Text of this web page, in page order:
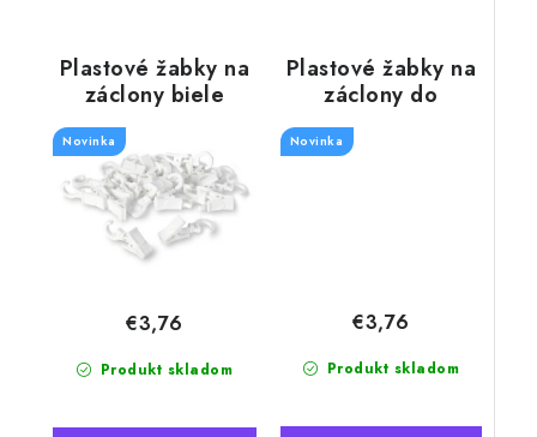
Plastové žabky na
záclony biele
otočné, s háčikom
Novinka
Produkt skladom
€3,76
Plastové žabky na
záclony do
plastových
koľajničiek, biele
Novinka
Produkt skladom
€3,76